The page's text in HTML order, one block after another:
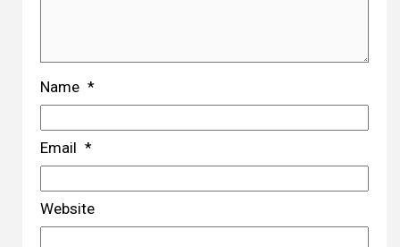
Name *
Email *
Website